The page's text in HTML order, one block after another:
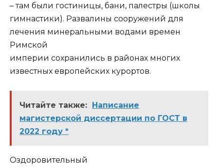
– там были гостиницы, бани, палестры (школы
гимнастики). Развалины сооружений для
лечения минеральными водами времен
Римской
империи сохранились в районах многих
известных европейских курортов.
Читайте также: Написание
магистерской диссертации по ГОСТ в
2022 году *
Оздоровительный